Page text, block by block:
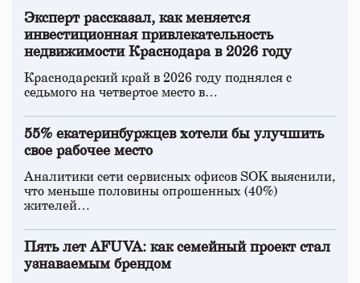
Эксперт рассказал, как меняется
инвестиционная привлекательность
недвижимости Краснодара в 2026 году
Краснодарский край в 2026 году поднялся с
седьмого на четвертое место в…
55% екатеринбуржцев хотели бы улучшить
свое рабочее место
Аналитики сети сервисных офисов SOK выяснили,
что меньше половины опрошенных (40%)
жителей…
Пять лет AFUVA: как семейный проект стал
узнаваемым брендом